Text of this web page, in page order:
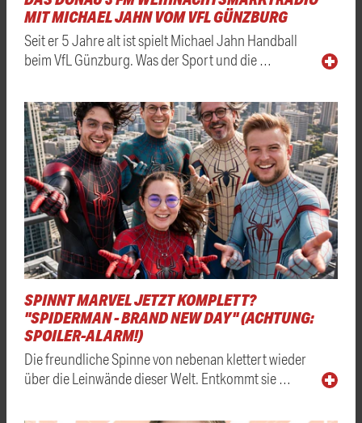
MIT MICHAEL JAHN VOM VFL GÜNZBURG
Seit er 5 Jahre alt ist spielt Michael Jahn Handball
beim VfL Günzburg. Was der Sport und die …
SPINNT MARVEL JETZT KOMPLETT?
"SPIDERMAN - BRAND NEW DAY" (ACHTUNG:
SPOILER-ALARM!)
Die freundliche Spinne von nebenan klettert wieder
über die Leinwände dieser Welt. Entkommt sie …